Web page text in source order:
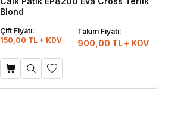
Blond
Çift Fiyatı:
150,00 TL + KDV
Takım Fiyatı:
900,00 TL KDV